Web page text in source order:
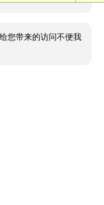
您带来的访问不便我